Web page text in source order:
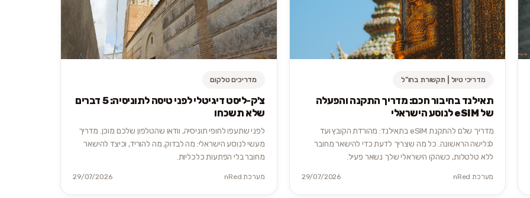
מדריכי טיול | תקשורת בחו"ל
תאילנד בחיבור חכם: מדריך התקנה והפעלה
של eSIM לנוסע הישראלי
מדריך שלם להתקנת eSIM בתאילנד: מהורדת הקובץ ועד
לגלישה הראשונה. כל מה שצריך לדעת כדי להישאר מחובר
ללא טלטלות, כשהקו הישראלי שלך נשאר פעיל.
מערכת nRed 29/07/2026
מדריכים טלקום
צ'ק-ליסט דיגיטלי לפני טיסה לתוניסיה: 5 דברים
שלא תשכחו
לפני שתעפו לחופי תוניסיה, וודאו שהטלפון שלכם מוכן. מדריך
מעשי לנוסע הישראלי: מה לבדוק, מה להוריד, וכיצד להישאר
מחובר בלי הפתעות כלכליות.
מערכת nRed 29/07/2026